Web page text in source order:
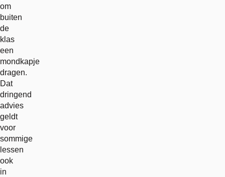
om
buiten
de
klas
een
mondkapje
dragen.
Dat
dringend
advies
geldt
voor
sommige
lessen
ook
in